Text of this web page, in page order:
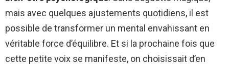
mais avec quelques ajustements quotidiens, il est
possible de transformer un mental envahissant en
véritable force d’équilibre. Et si la prochaine fois que
cette petite voix se manifeste, on choisissait d’en